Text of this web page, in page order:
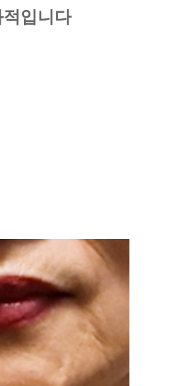
입니다